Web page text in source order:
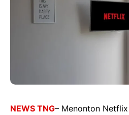
NEWS TNG– Menonton